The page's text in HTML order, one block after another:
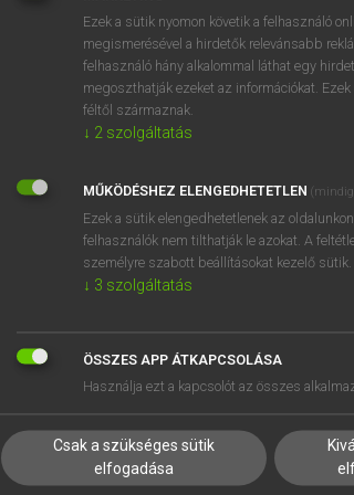
BELÉPÉS
EGYÉNI FELHASZNÁLÓKNAK
TANULÓKNAK
VÁLLALATI MEGOLDÁSOK
SÚGÓ
RÓLUNK
SÜTI
Ezek a sütik nyomon követik a felhasználó
megismerésével a hirdetők relevánsabb
felhasználó hány alkalommal láthat egy
megoszthatják ezeket az információkat.
féltől származnak.
↓ 2 szolgáltatás
MŰKÖDÉSHEZ ELENGEDHETETLEN
Ezek a sütik elengedhetetlenek az
felhasználók nem tilthatják le azokat. A
személyre szabott beállításokat kezelő sütik.
↓ 3 szolgáltatás
ÖSSZES APP ÁTKAPCSOLÁSA
Használja ezt a kapcsolót az összes
Csak a szükséges sütik
elfogadása